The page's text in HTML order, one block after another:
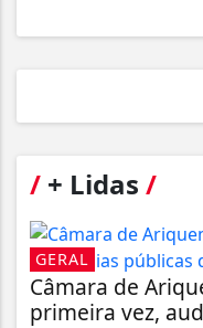
/ + Lidas /
GERAL
Câmara de
primeira vez,